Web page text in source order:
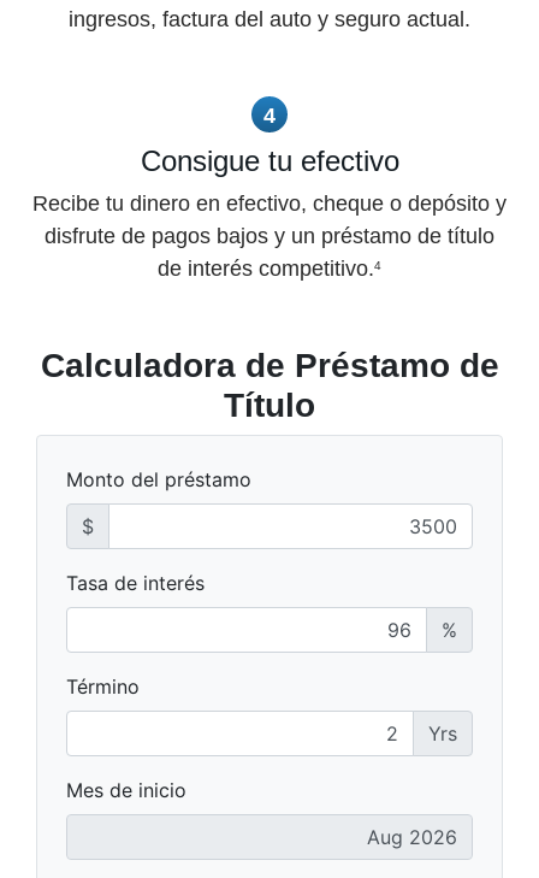
ingresos, factura del auto y seguro actual.
4
Consigue tu efectivo
Recibe tu dinero en efectivo, cheque o depósito y
disfrute de pagos bajos y un préstamo de título
de interés competitivo.4
Calculadora de Préstamo de
Título
Monto del préstamo
$
Tasa de interés
%
Término
Yrs
Mes de inicio